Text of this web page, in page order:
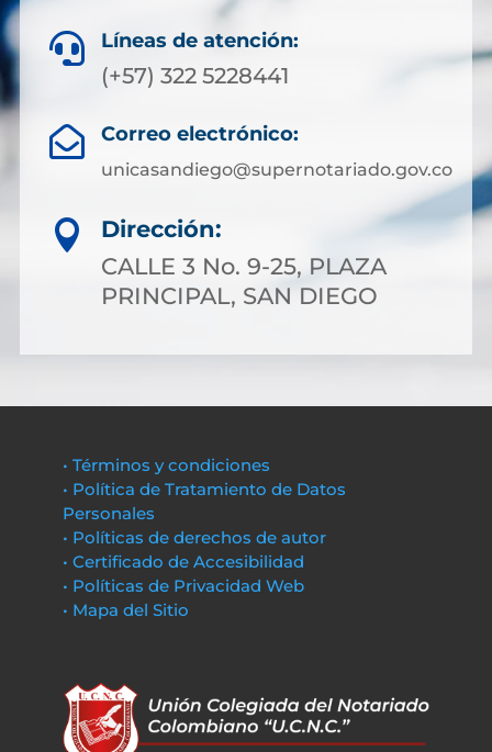
 Líneas de atención:
(+57) 322 5228441
 Correo electrónico:
unicasandiego@supernotariado.gov.co

Dirección:
CALLE 3 No. 9-25, PLAZA
PRINCIPAL, SAN DIEGO
• Términos y condiciones
• Política de Tratamiento de Datos
Personales
• Políticas de derechos de autor
• Certificado de Accesibilidad
• Políticas de Privacidad Web
• Mapa del Sitio